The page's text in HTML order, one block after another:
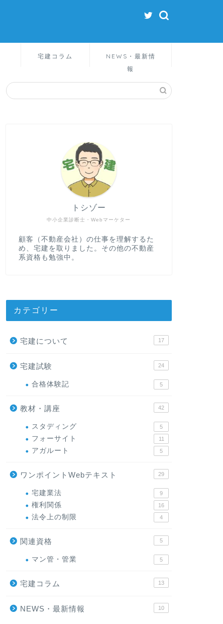
宅建コラム
NEWS・最新情
報
中小企業診断士・Webマーケター
トシゾー
顧客（不動産会社）の仕事を理解するた
め、宅建を取りました。その他の不動産
系資格も勉強中。
カテゴリー
宅建について 17
宅建試験 24
合格体験記 5
教材・講座 42
スタディング 5
フォーサイト 11
アガルート 5
ワンポイントWebテキスト 29
宅建業法 9
権利関係 16
法令上の制限 4
関連資格 5
マン管・管業 5
宅建コラム 13
NEWS・最新情報 10